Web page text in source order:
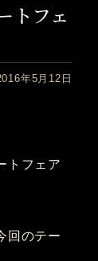
トフェ
年5月12日
トフェア
回のテー